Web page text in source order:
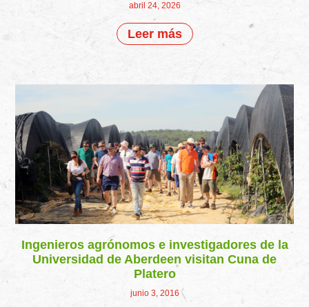
abril 24, 2026
Leer más
Ingenieros agrónomos e investigadores de la
Universidad de Aberdeen visitan Cuna de
Platero
junio 3, 2016